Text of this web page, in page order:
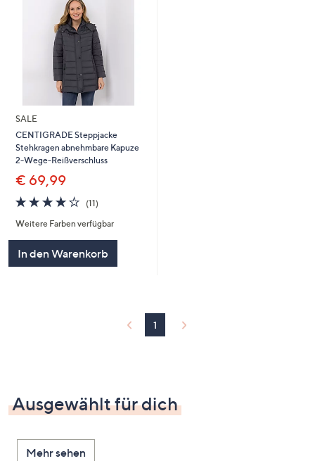
SALE
CENTIGRADE Steppjacke
Stehkragen abnehmbare Kapuze
2-Wege-Reißverschluss
€ 69,99
4.1
von
5
(11)11
Weitere Farben verfügbar
In den Warenkorb
1
Ausgewählt für dich
Mehr sehen